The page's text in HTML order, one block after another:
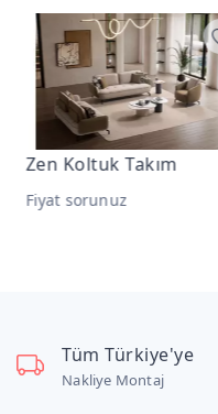
Zen Koltuk Takım
Fiyat sorunuz
Tüm Türkiye'ye
Nakliye Montaj